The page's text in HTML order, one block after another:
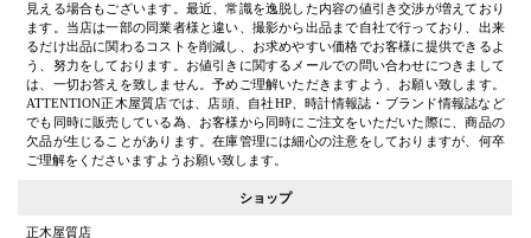
見える場合もございます。最近、常識を逸脱した内容の値引き交渉が増えており
ます。当店は一部の同業者様と違い、撮影から出品まで自社で行っており、出来
るだけ出品に関わるコストを削減し、お求めやすい価格でお客様に提供できるよ
う、努力をしております。お値引きに関するメールでの問い合わせにつきまして
は、一切お答えを致しません。予めご理解いただきますよう、お願い致します。
ATTENTION正木屋質店では、店頭、自社HP、時計情報誌・ブランド情報誌など
でも同時に販売している為、お客様から同時にご注文をいただいた際に、商品の
欠品が生じることがあります。在庫管理には細心の注意をしておりますが、何卒
ご理解をくださいますようお願い致します。
ショップ
正木屋質店